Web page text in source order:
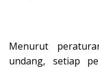
Menurut
undang, setiap